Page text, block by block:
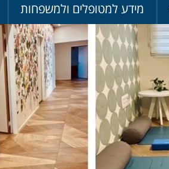
מידע למטופלים ולמשפחות